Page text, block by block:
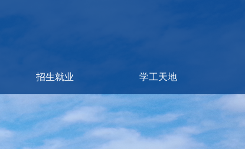
招生就业 学工天地